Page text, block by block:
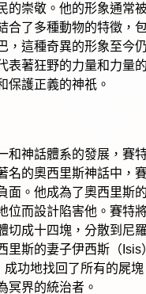
的崇敬。他的形象通常
合了多種動物的特徵，
，這種奇異的形象至今
表著狂野的力量和力量
保護正義的神祇。
和神話體系的發展，賽
名的奧西里斯神話中，
面。他成為了奧西里斯
位而設計陷害他。賽特
切成十四塊，分散到尼
里斯的妻子伊西斯（Isis
成功地找回了所有的屍
冥界的統治者。